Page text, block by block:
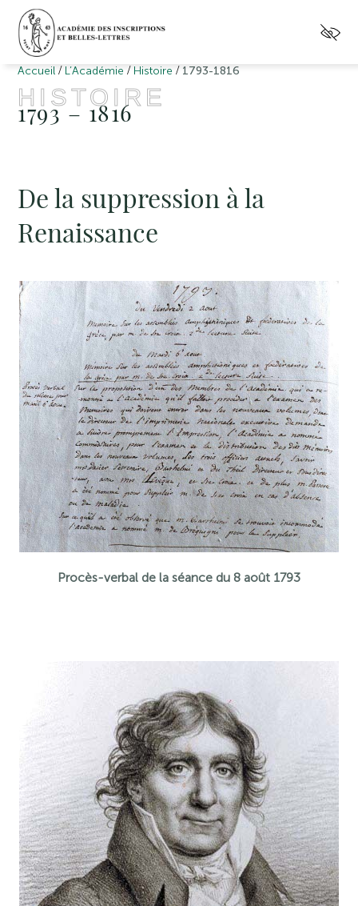
Accueil / L’Académie / Histoire / 1793-1816
HISTOIRE
1793 – 1816
De la suppression à la
Renaissance
Procès-verbal de la séance du 8 août 1793